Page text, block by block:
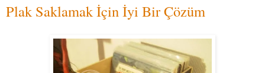
Plak Saklamak İçin İyi Bir Çözüm